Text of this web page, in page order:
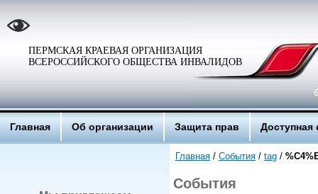
ПЕРМСКАЯ КРАЕВАЯ ОРГАНИЗАЦИЯ
ВСЕРОССИЙСКОГО ОБЩЕСТВА ИНВАЛИДОВ
Главная Об организации Защита прав Доступная
Главная / События / tag /
События